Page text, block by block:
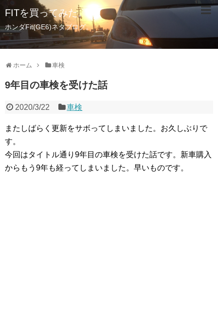
FITを買ってみた。
ホンダFit(GE6)ネタブログ。
ホーム 車検
9年目の車検を受けた話
2020/3/22 車検
またしばらく更新をサボってしまいました。お久しぶりで
す。
今回はタイトル通り9年目の車検を受けた話です。新車購入
からもう9年も経ってしまいました。早いものです。